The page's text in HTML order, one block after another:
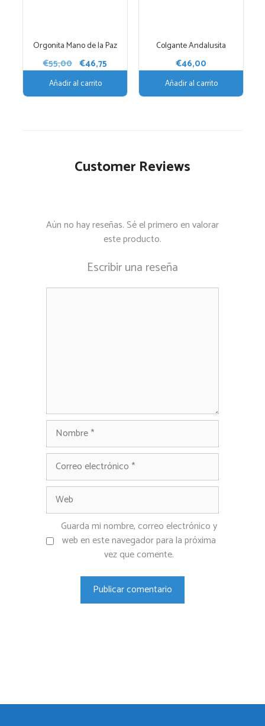
Orgonita Mano de la Paz
€55,00 El
precio
original
€46,75
actual
Añadir al carrito
Colgante Andalusita
€46,00
Añadir al carrito
Customer Reviews
Aún no hay reseñas. Sé el primero en valorar
este producto.
Escribir una reseña
Correo
Guarda mi nombre, correo electrónico y
web en este navegador para la próxima
vez que comente.